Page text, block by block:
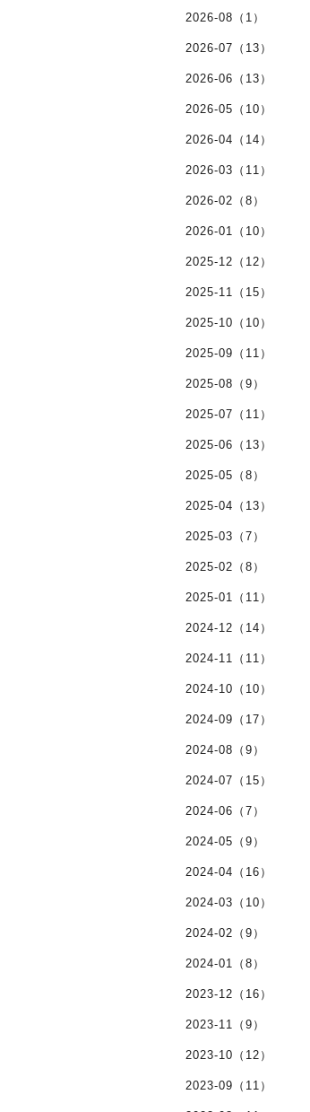
2026-08（1）
2026-07（13）
2026-06（13）
2026-05（10）
2026-04（14）
2026-03（11）
2026-02（8）
2026-01（10）
2025-12（12）
2025-11（15）
2025-10（10）
2025-09（11）
2025-08（9）
2025-07（11）
2025-06（13）
2025-05（8）
2025-04（13）
2025-03（7）
2025-02（8）
2025-01（11）
2024-12（14）
2024-11（11）
2024-10（10）
2024-09（17）
2024-08（9）
2024-07（15）
2024-06（7）
2024-05（9）
2024-04（16）
2024-03（10）
2024-02（9）
2024-01（8）
2023-12（16）
2023-11（9）
2023-10（12）
2023-09（11）